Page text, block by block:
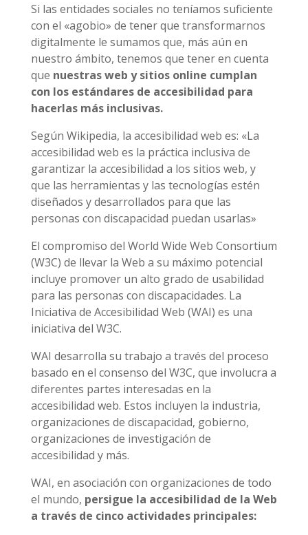
Si las entidades sociales no teníamos suficiente
con el «agobio» de tener que transformarnos
digitalmente le sumamos que, más aún en
nuestro ámbito, tenemos que tener en cuenta
que nuestras web y sitios online cumplan
con los estándares de accesibilidad para
hacerlas más inclusivas.
Según Wikipedia, la accesibilidad web es: «La
accesibilidad web es la práctica inclusiva de
garantizar la accesibilidad a los sitios web, y
que las herramientas y las tecnologías estén
diseñados y desarrollados para que las
personas con discapacidad puedan usarlas»
El compromiso del World Wide Web Consortium
(W3C) de llevar la Web a su máximo potencial
incluye promover un alto grado de usabilidad
para las personas con discapacidades. La
Iniciativa de Accesibilidad Web (WAI) es una
iniciativa del W3C.
WAI desarrolla su trabajo a través del proceso
basado en el consenso del W3C, que involucra a
diferentes partes interesadas en la
accesibilidad web. Estos incluyen la industria,
organizaciones de discapacidad, gobierno,
organizaciones de investigación de
accesibilidad y más.
WAI, en asociación con organizaciones de todo
el mundo, persigue la accesibilidad de la Web
a través de cinco actividades principales: